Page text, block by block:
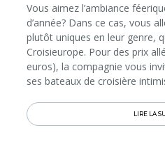
Vous aimez l’ambiance
d’année? Dans ce cas, vous
plutôt uniques en leur genre,
Croisieurope. Pour des prix
euros), la compagnie vous
ses bateaux de croisière
villes...
LIRE LA